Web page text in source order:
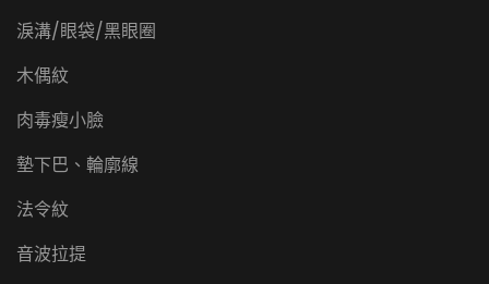
淚溝/眼袋/黑眼圈
木偶紋
肉毒瘦小臉
墊下巴、輪廓線
法令紋
音波拉提